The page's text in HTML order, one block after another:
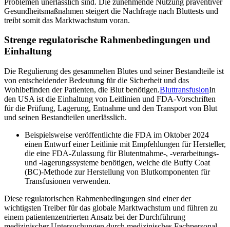
Gesundheitsmaßnahmen steigert die Nachfrage nach Bluttests und
treibt somit das Marktwachstum voran.
Strenge regulatorische Rahmenbedingungen und
Einhaltung
Die Regulierung des gesammelten Blutes und seiner Bestandteile ist
von entscheidender Bedeutung für die Sicherheit und das
Wohlbefinden der Patienten, die Blut benötigen.BluttransfusionIn
den USA ist die Einhaltung von Leitlinien und FDA-Vorschriften
für die Prüfung, Lagerung, Entnahme und den Transport von Blut
und seinen Bestandteilen unerlässlich.
Beispielsweise veröffentlichte die FDA im Oktober 2024
einen Entwurf einer Leitlinie mit Empfehlungen für Hersteller,
die eine FDA-Zulassung für Blutentnahme-, -verarbeitungs-
und -lagerungssysteme benötigen, welche die Buffy Coat
(BC)-Methode zur Herstellung von Blutkomponenten für
Transfusionen verwenden.
Diese regulatorischen Rahmenbedingungen sind einer der
wichtigsten Treiber für das globale Marktwachstum und führen zu
einem patientenzentrierten Ansatz bei der Durchführung